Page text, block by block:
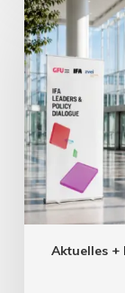
Aktuelles